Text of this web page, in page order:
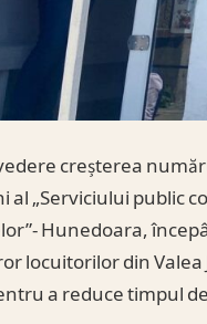
creșterea
al „Serviciului public
Hunedoara,
locuitorilor din
a reduce timpul